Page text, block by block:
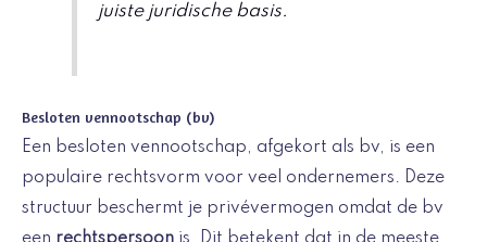
juiste juridische basis.
Besloten vennootschap (bv)
Een besloten vennootschap, afgekort als bv, is een
populaire rechtsvorm voor veel ondernemers. Deze
structuur beschermt je privévermogen omdat de bv
een rechtspersoon is. Dit betekent dat in de meeste